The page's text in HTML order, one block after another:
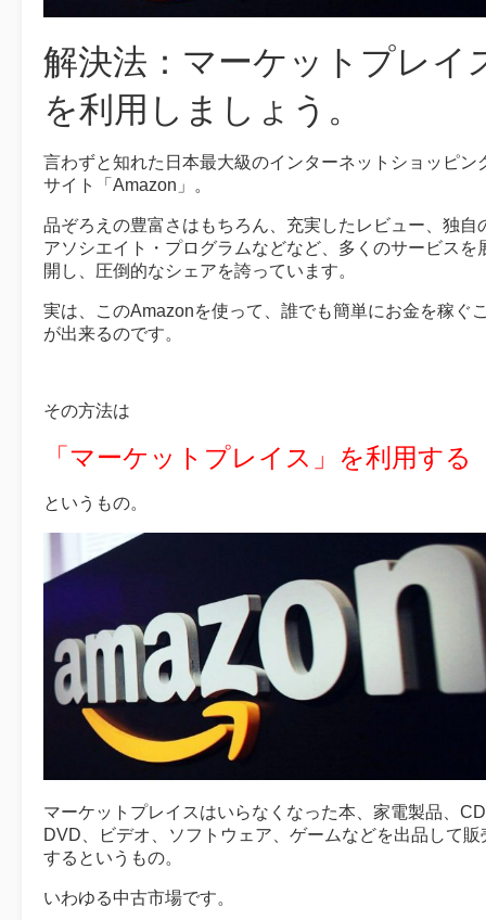
解決法：マーケットプレイ
を利用しましょう。
言わずと知れた日本最大級のインターネットショッピン
サイト「Amazon」。
品ぞろえの豊富さはもちろん、充実したレビュー、独自
アソシエイト・プログラムなどなど、多くのサービスを
開し、圧倒的なシェアを誇っています。
実は、このAmazonを使って、誰でも簡単にお金を稼ぐ
が出来るのです。
その方法は
「マーケットプレイス」を利用する
というもの。
マーケットプレイスはいらなくなった本、家電製品、
DVD、ビデオ、ソフトウェア、ゲームなどを出品して販
するというもの。
いわゆる中古市場です。